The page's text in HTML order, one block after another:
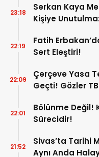
Serkan Kaya
Kişiye
23:18
Fatih
Sert Eleştiri!
22:19
Çerçeve Yasa
Geçti! Gözler
22:09
Bölünme Değil!
Sürecidir!
22:01
Sivas’ta Tarihi
Aynı Anda
21:52